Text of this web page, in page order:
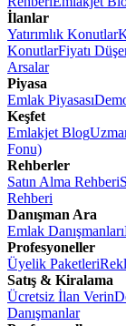
İlanlar
Yatırımlık Konutlar
KonutlarFiyatı
Arsalar
Piyasa
Emlak Piyasası
Keşfet
Emlakjet Blog
Fonu)
Rehberler
Satın Alma Rehberi
Rehberi
Danışman Ara
Emlak Danışmanları
Profesyoneller
Üyelik Paketleri
Satış & Kiralama
Ücretsiz İlan Verin
Danışmanlar